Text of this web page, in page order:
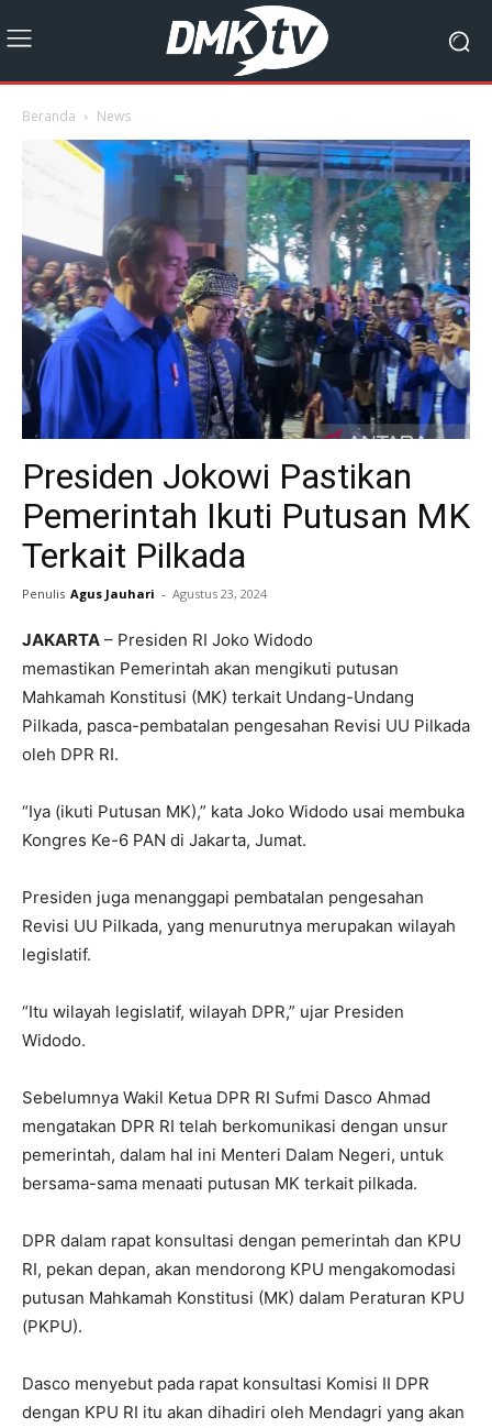
Beranda News
Presiden Jokowi Pastikan
Pemerintah Ikuti Putusan MK
Terkait Pilkada
Penulis Agus Jauhari - Agustus 23, 2024
JAKARTA – Presiden RI Joko Widodo
memastikan Pemerintah akan mengikuti putusan
Mahkamah Konstitusi (MK) terkait Undang-Undang
Pilkada, pasca-pembatalan pengesahan Revisi UU Pilkada
oleh DPR RI.
“Iya (ikuti Putusan MK),” kata Joko Widodo usai membuka
Kongres Ke-6 PAN di Jakarta, Jumat.
Presiden juga menanggapi pembatalan pengesahan
Revisi UU Pilkada, yang menurutnya merupakan wilayah
legislatif.
“Itu wilayah legislatif, wilayah DPR,” ujar Presiden
Widodo.
Sebelumnya Wakil Ketua DPR RI Sufmi Dasco Ahmad
mengatakan DPR RI telah berkomunikasi dengan unsur
pemerintah, dalam hal ini Menteri Dalam Negeri, untuk
bersama-sama menaati putusan MK terkait pilkada.
DPR dalam rapat konsultasi dengan pemerintah dan KPU
RI, pekan depan, akan mendorong KPU mengakomodasi
putusan Mahkamah Konstitusi (MK) dalam Peraturan KPU
(PKPU).
Dasco menyebut pada rapat konsultasi Komisi II DPR
dengan KPU RI itu akan dihadiri oleh Mendagri yang akan